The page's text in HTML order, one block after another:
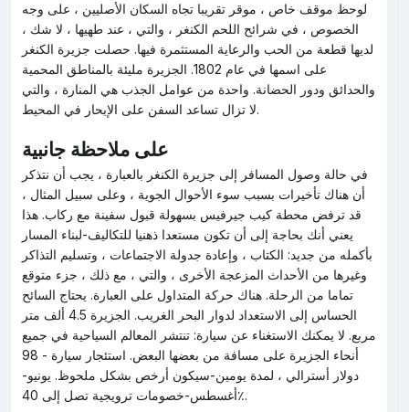
لوحظ موقف خاص ، موقر تقريبا تجاه السكان الأصليين ، على وجه
الخصوص ، في شرائح اللحم الكنغر ، والتي ، عند طهيها ، لا شك ،
لديها قطعة من الحب والرعاية المستثمرة فيها. حصلت جزيرة الكنغر
على اسمها في عام 1802. الجزيرة مليئة بالمناطق المحمية
والحدائق ودور الحضانة. واحدة من عوامل الجذب هي المنارة ، والتي
لا تزال تساعد السفن على الإبحار في المحيط.
على ملاحظة جانبية
في حالة وصول المسافر إلى جزيرة الكنغر بالعبارة ، يجب أن نتذكر
أن هناك تأخيرات بسبب سوء الأحوال الجوية ، وعلى سبيل المثال ،
قد ترفض محطة كيب جيرفيس بسهولة قبول سفينة مع ركاب. هذا
يعني أنك بحاجة إلى أن تكون مستعدا ذهنيا للتكاليف-لبناء المسار
بأكمله من جديد: الكتاب ، وإعادة جدولة الاجتماعات ، وتسليم التذاكر
وغيرها من الأحداث المزعجة الأخرى ، والتي ، مع ذلك ، جزء متوقع
تماما من الرحلة. هناك حركة المتداول على العبارة. يحتاج السائح
الحساس إلى الاستعداد لدوار البحر الغريب. الجزيرة 4.5 ألف متر
مربع. لا يمكنك الاستغناء عن سيارة: تنتشر المعالم السياحية في جميع
أنحاء الجزيرة على مسافة من بعضها البعض. استئجار سيارة - 98
دولار أسترالي ، لمدة يومين-سيكون أرخص بشكل ملحوظ. يونيو-
أغسطس-خصومات ترويجية تصل إلى 40٪.